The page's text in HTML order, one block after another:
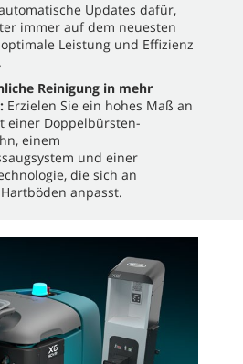
Updates dafür,
immer auf dem neuesten
Leistung und Effizienz
Reinigung in mehr
Erzielen Sie ein hohes Maß an
einer Doppelbürsten-
einem
und einer
die sich an
anpasst.